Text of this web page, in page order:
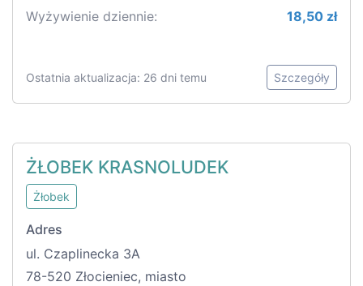
Wyżywienie dziennie:
18,50 zł
Ostatnia aktualizacja: 26 dni temu Szczegóły
ŻŁOBEK KRASNOLUDEK
Żłobek
Adres
ul. Czaplinecka 3A
78-520 Złocieniec, miasto